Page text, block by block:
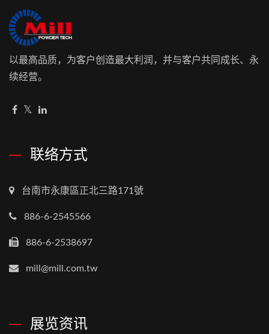
以最高品质，为客户创造最大利润，并与客户共同成长、永
续经营。
联络方式
台南市永康區正北三路171號
886-6-2545566
886-6-2538697
mill@mill.com.tw
展览资讯